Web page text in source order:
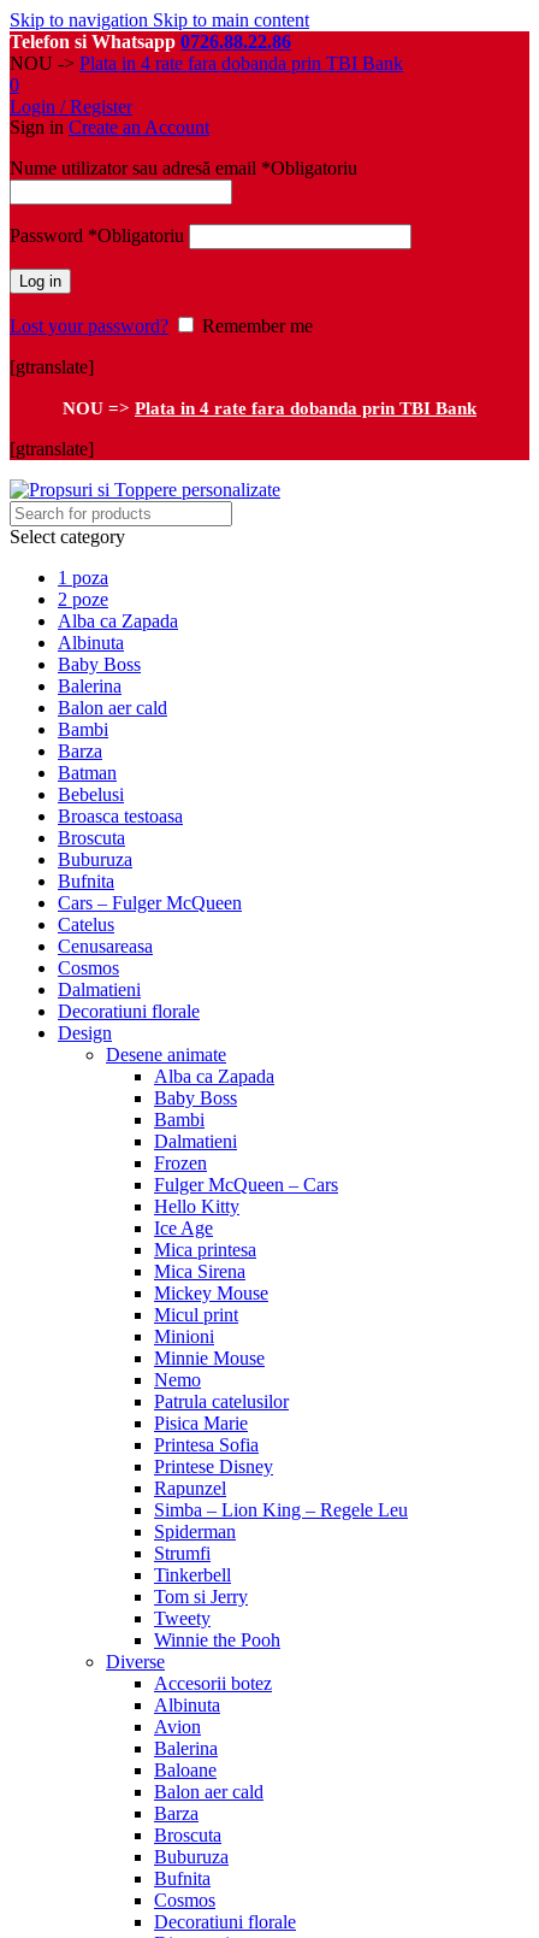
Skip to navigation Skip to main content
Telefon si Whatsapp 0726.88.22.86
NOU -> Plata in 4 rate fara dobanda prin TBI Bank
0
Login / Register
Sign in Create an Account
Nume utilizator sau adresă email *Obligatoriu
Password *Obligatoriu
Log in
Lost your password?
Remember me
[gtranslate]
NOU => Plata in 4 rate fara dobanda prin TBI Bank
[gtranslate]
Select category
1 poza
2 poze
Alba ca Zapada
Albinuta
Baby Boss
Balerina
Balon aer cald
Bambi
Barza
Batman
Bebelusi
Broasca testoasa
Broscuta
Buburuza
Bufnita
Cars – Fulger McQueen
Catelus
Cenusareasa
Cosmos
Dalmatieni
Decoratiuni florale
Design
Desene animate
Alba ca Zapada
Baby Boss
Bambi
Dalmatieni
Frozen
Fulger McQueen – Cars
Hello Kitty
Ice Age
Mica printesa
Mica Sirena
Mickey Mouse
Micul print
Minioni
Minnie Mouse
Nemo
Patrula catelusilor
Pisica Marie
Printesa Sofia
Printese Disney
Rapunzel
Simba – Lion King – Regele Leu
Spiderman
Strumfi
Tinkerbell
Tom si Jerry
Tweety
Winnie the Pooh
Diverse
Accesorii botez
Albinuta
Avion
Balerina
Baloane
Balon aer cald
Barza
Broscuta
Buburuza
Bufnita
Cosmos
Decoratiuni florale